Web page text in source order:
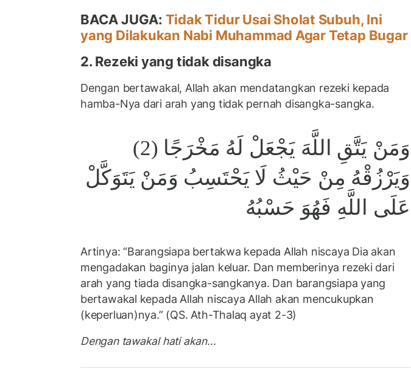
BACA JUGA: Tidak Tidur Usai Sholat Subuh, Ini
yang Dilakukan Nabi Muhammad Agar Tetap Bugar
2. Rezeki yang tidak disangka
Dengan bertawakal, Allah akan mendatangkan rezeki kepada
hamba-Nya dari arah yang tidak pernah disangka-sangka.
وَمَنْ يَتَّقِ اللَّهَ يَجْعَلْ لَهُ مَخْرَجًا (2)
وَيَرْزُقْهُ مِنْ حَيْثُ لَا يَحْتَسِبُ وَمَنْ يَتَوَكَّلْ
عَلَى اللَّهِ فَهُوَ حَسْبُهُ
Artinya: “Barangsiapa bertakwa kepada Allah niscaya Dia akan
mengadakan baginya jalan keluar. Dan memberinya rezeki dari
arah yang tiada disangka-sangkanya. Dan barangsiapa yang
bertawakal kepada Allah niscaya Allah akan mencukupkan
(keperluan)nya.” (QS. Ath-Thalaq ayat 2-3)
Dengan tawakal hati akan...